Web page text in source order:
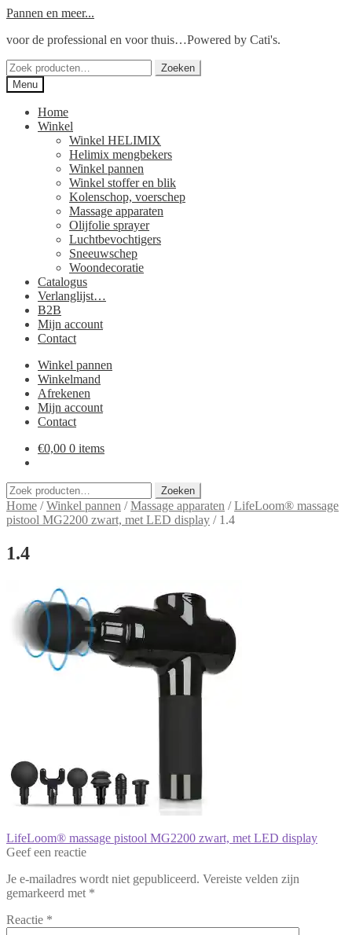
Ga
naar
Ga
de
Pannen en meer...
voor de professional en voor thuis…Powered by Cati's.
Zoeken
naar:
Zoeken
Menu
Home
Winkel
Winkel HELIMIX
Helimix mengbekers
Winkel pannen
Winkel stoffer en blik
Kolenschop, voerschep
Massage apparaten
Olijfolie sprayer
Luchtbevochtigers
Sneeuwschep
Woondecoratie
Catalogus
Verlanglijst…
B2B
Mijn account
Contact
Winkel pannen
Winkelmand
Afrekenen
Mijn account
Contact
€0,00 0 items
Zoeken
naar:
Zoeken
Home /Winkel pannen /Massage apparaten /LifeLoom® massage
pistool MG2200 zwart, met LED display / 1.4
1.4
Bericht
navigatie
Vorig
bericht:
LifeLoom® massage pistool MG2200 zwart, met LED display
Geef een reactie
Je e-mailadres wordt niet gepubliceerd. Vereiste velden zijn
gemarkeerd met *
Reactie *